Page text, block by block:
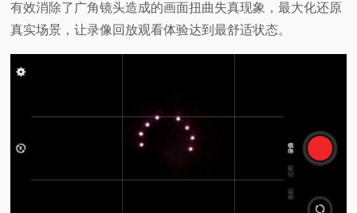
有效消除了广角镜头造成的画面扭曲失真现象，最大化还原
真实场景，让录像回放观看体验达到最舒适状态。